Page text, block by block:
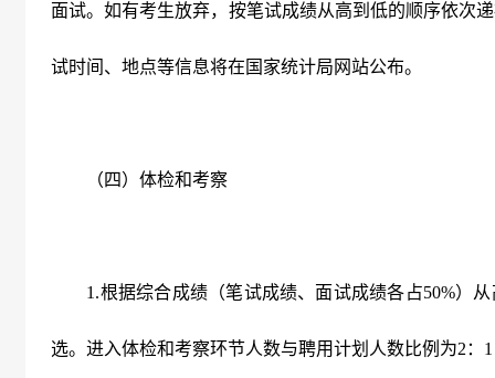
面试。如有考生放弃，按笔试成绩从高到低的顺序依次
试时间、地点等信息将在国家统计局网站公布。
（四）体检和考察
1.根据综合成绩（笔试成绩、面试成绩各占50%）从
选。进入体检和考察环节人数与聘用计划人数比例为2 ： 1